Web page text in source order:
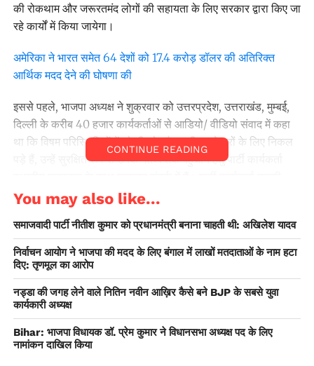
की रोकथाम और जरूरतमंद लोगों की सहायता के लिए सरकार द्वारा किए जा
रहे कार्यों में किया जायेगा।
अमेरिका ने भारत समेत 64 देशों को 17.4 करोड़ डॉलर की अतिरिक्त
आर्थिक मदद देने की घोषणा की
इससे पहले, भाजपा अध्यक्ष ने शुक्रवार को उत्तरप्रदेश, उत्तराखंड, मुम्बई,
दिल्ली के करीब 40 हजार कार्यकर्ताओं से आडियो/ वीडियो संवाद में कहा
था कि विषम परिस्थितियों में जो भी लोग पैदल ही अपने घरों के लिए निकल
पड़े हैं, उन्हें सुरक्षित रूप से उनके गंतव्य तक पहुंचाने हेतु पार्टी कार्यकर्ता
सुरक्षा और भोजन का भी उचित प्रबंध करें। गौरतलब है कि भाजपा ने पार्टी
कार्यकर्ताओं को पांच करोड़ जरूरमंद लोगों को भोजन सुलभ कराने को कहा
है।
सभी भाजपा सांसद अपने
MPLADS (संसद सदस्य स्थानीय
क्षेत्र विकास योजना) फंड से 1
करोड़ रुपए की राशि केंद्र राहत कोष
CONTINUE READING
You may also like...
समाजवादी पार्टी नीतीश कुमार को प्रधानमंत्री बनाना चाहती थी: अखिलेश यादव
निर्वाचन आयोग ने भाजपा की मदद के लिए बंगाल में लाखों मतदाताओं के नाम हटा
दिए: तृणमूल का आरोप
नड्डा की जगह लेने वाले नितिन नवीन आख़िर कैसे बने BJP के सबसे युवा
कार्यकारी अध्यक्ष
Bihar: भाजपा विधायक डॉ. प्रेम कुमार ने विधानसभा अध्यक्ष पद के लिए
नामांकन दाखिल किया